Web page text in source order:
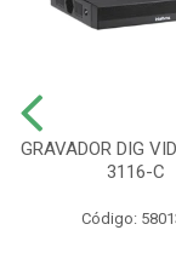
GRAVADOR DIG
3116-C
Código: